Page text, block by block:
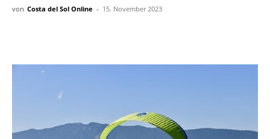
von Costa del Sol Online - 15. November 2023